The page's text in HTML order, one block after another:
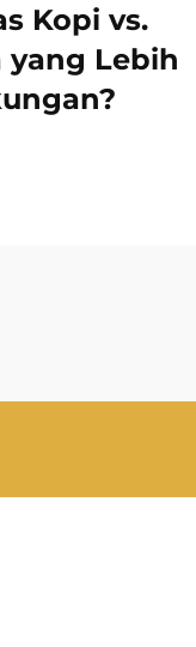
Kopi vs.
yang Lebih